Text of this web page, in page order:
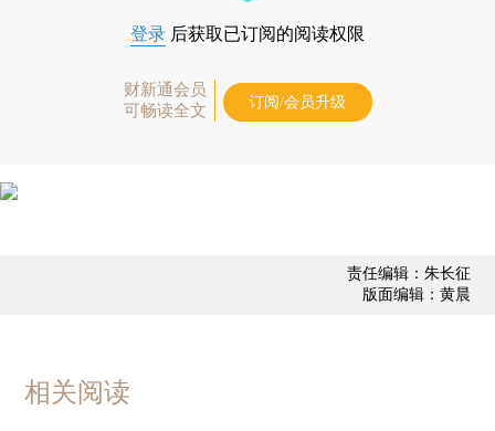
登录 后获取已订阅的阅读权限
财新通会员
可畅读全文
订阅/会员升级
责任编辑：朱长征
版面编辑：黄晨
相关阅读